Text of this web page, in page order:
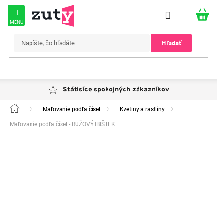
Prejsť
obsah
Hľadať
Státisíce spokojných zákazníkov
Domov Maľovanie podľa čísel Kvetiny a rastliny
Maľovanie podľa čísel - RUŽOVÝ IBIŠTEK